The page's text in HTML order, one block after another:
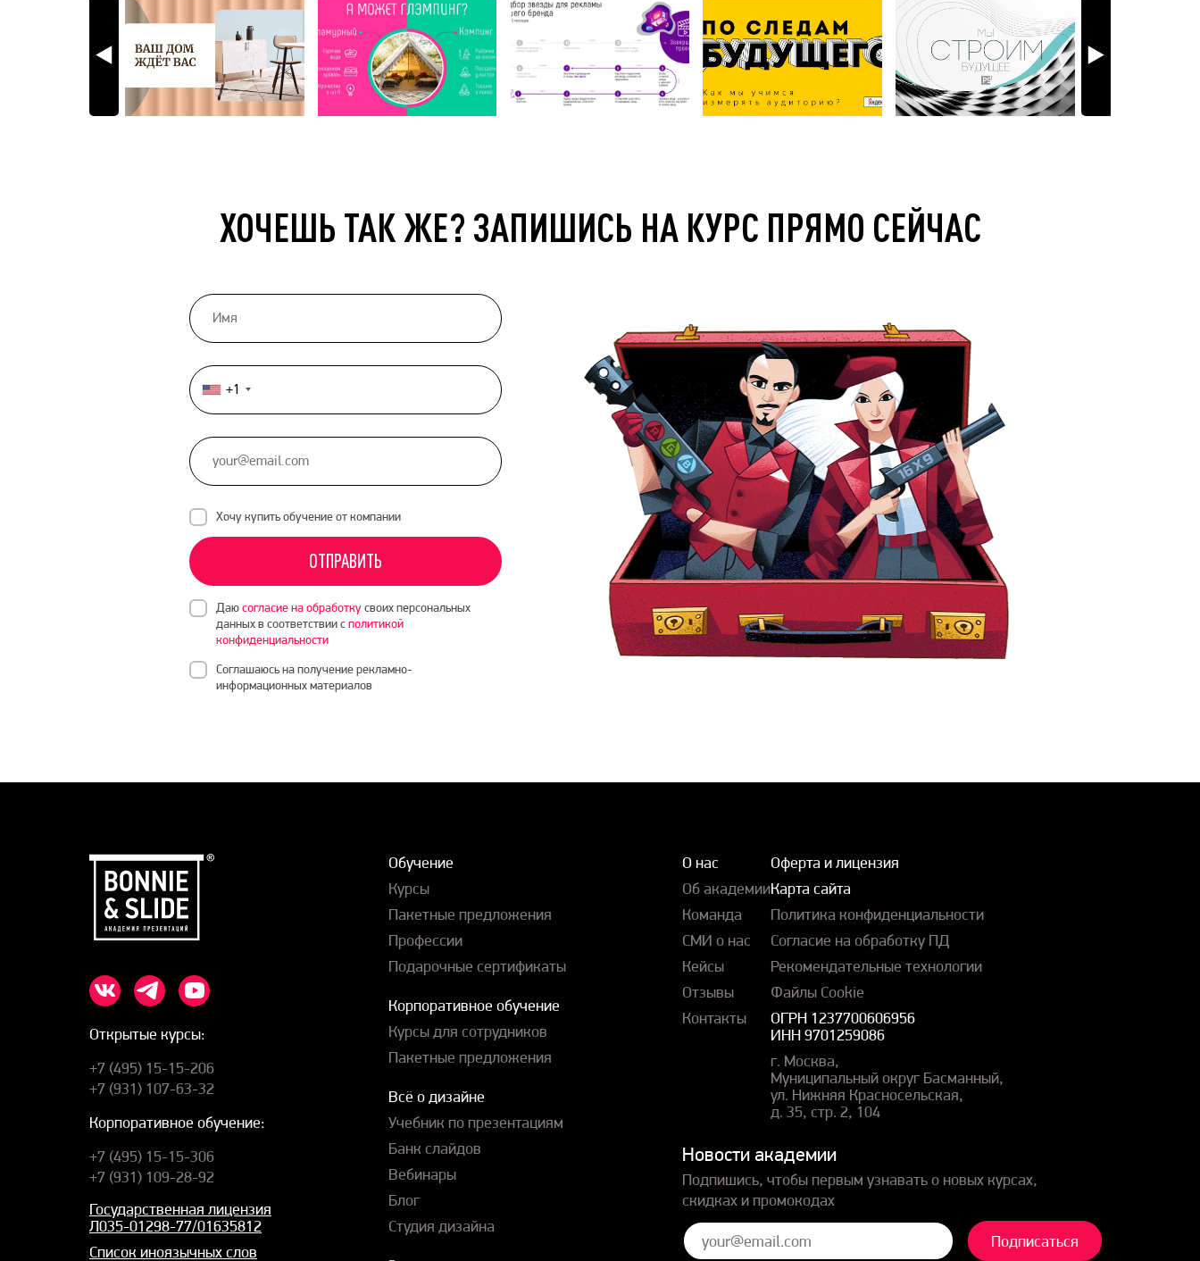
ХОЧЕШЬ ТАК ЖЕ? ЗАПИШИСЬ НА КУРС ПРЯМО СЕЙЧАС
United
States
+1
Хочу купить обучение от компании
ОТПРАВИТЬ
Даюсогласие на обработкусвоих персональных
данных в соответствии сполитикой
конфиденциальности
Соглашаюсь на получение рекламно-
информационных материалов
Открытые курсы:
+7 (495) 15-15-206
+7 (931) 107-63-32
Корпоративное обучение:
+7 (495) 15-15-306
+7 (931) 109-28-92
Государственная лицензия
Л035-01298-77/01635812
Список иноязычных слов
Обучение
Курсы
Пакетные предложения
Профессии
Подарочные сертификаты
Корпоративное обучение
Курсы для сотрудников
Пакетные предложения
Всё о дизайне
Учебник по презентациям
Банк слайдов
Вебинары
Блог
Студия дизайна
О нас
Об академии
Команда
СМИ о нас
Кейсы
Отзывы
Контакты
Оферта и лицензия
Карта сайта
Политика конфиденциальности
Согласие на обработку ПД
Рекомендательные технологии
Файлы Cookie
ОГРН 1237700606956
ИНН 9701259086
г. Москва,
Муниципальный округ Басманный,
ул. Нижняя Красносельская,
д. 35, стр. 2, 104
Новости академии
Подпишись, чтобы первым узнавать о новых курсах,
скидках и промокодах
Подписаться